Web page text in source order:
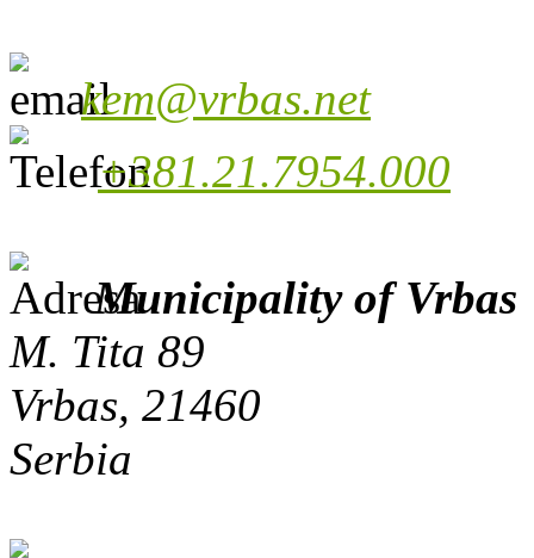
kem@vrbas.net
+381.21.7954.000
Municipality of Vrbas
M. Tita 89
Vrbas, 21460
Serbia